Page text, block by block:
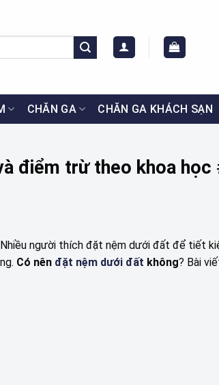
CHĂN GA CHĂN GA KHÁCH SẠN
điểm trừ theo khoa học
người thích đặt nệm dưới đất để tiết
Có nên đặt nệm dưới đất không? Bài